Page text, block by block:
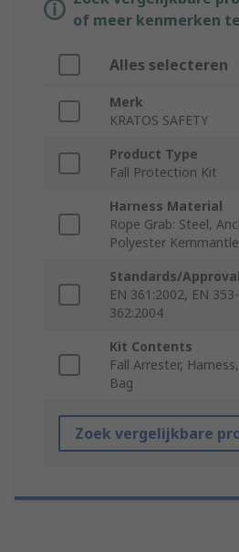
of meer kenmerken
Alles selecteren
Merk
KRATOS SAFETY
Product Type
Fall Protection Kit
Harness Material
Rope Grab: Steel,
Polyester
Standards/
EN 361:2002, EN
362:2004
Kit Contents
Fall Arrester,
Bag
Zoek vergelijkbare